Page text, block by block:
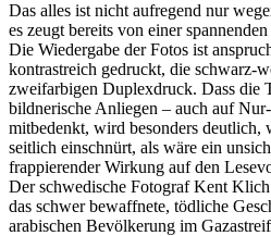
Das alles ist nicht aufregend nur
es zeugt bereits von einer
Die Wiedergabe der Fotos ist
kontrastreich gedruckt, die schwarz-
zweifarbigen Duplexdruck. Dass die
bildnerische Anliegen – auch auf
mitbedenkt, wird besonders deutlich,
seitlich einschnürt, als wäre ein
frappierender Wirkung auf den
Der schwedische Fotograf Kent
das schwer bewaffnete, tödliche
arabischen Bevölkerung im